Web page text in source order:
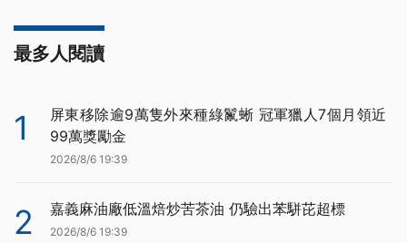
最多人閱讀
1
屏東移除逾9萬隻外來種綠鬣蜥 冠軍獵人7個月領近
99萬獎勵金
2026/8/6 19:39
2 嘉義麻油廠低溫焙炒苦茶油 仍驗出苯駢芘超標
2026/8/6 19:39